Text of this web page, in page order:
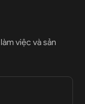
việc và sản